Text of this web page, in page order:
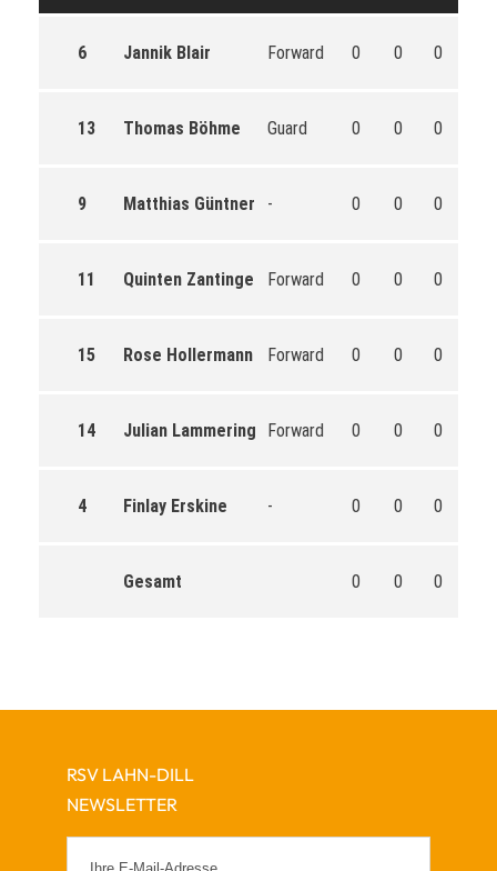
6 Jannik Blair Forward 0 0 0
13 Thomas Böhme Guard 0 0 0
9 Matthias Güntner - 0 0 0
11 Quinten Zantinge Forward 0 0 0
15 Rose Hollermann Forward 0 0 0
14 Julian Lammering Forward 0 0 0
4 Finlay Erskine - 0 0 0
Gesamt 0 0 0
RSV LAHN-DILL
NEWSLETTER